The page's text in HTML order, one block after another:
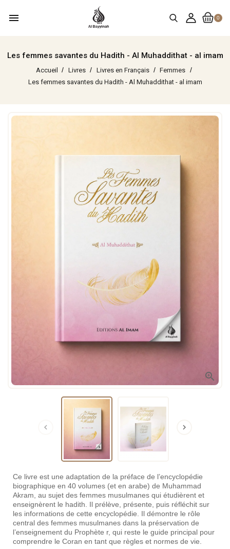
0
menu
Les femmes savantes du Hadith - Al Muhaddithat - al imam
Accueil Livres Livres en Français
Femmes
Les femmes savantes du Hadith - Al Muhaddithat - al imam

 
Ce livre est une adaptation de la préface de l’encyclopédie
biographique en 40 volumes (et en arabe) de Muhammad
Akram, au sujet des femmes musulmanes qui étudièrent et
enseignèrent le hadith. Il prélève, présente, puis réfléchit sur
les informations de cette encyclopédie. Il démontre le rôle
central des femmes musulmanes dans la préservation de
l’enseignement du Prophète r, qui reste le guide principal pour
comprendre le Coran en tant que règles et normes de vie.